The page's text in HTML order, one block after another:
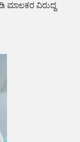
ವಿರುದ್ದ